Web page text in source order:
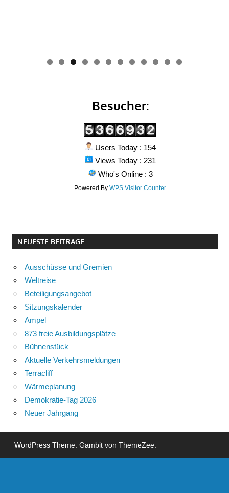
0 1 2
Besucher:
Users Today : 154
Views Today : 231
Who's Online : 3
Powered ByWPS Visitor Counter
NEUESTE BEITRÄGE
Ausschüsse und Gremien
Weltreise
Beteiligungsangebot
Sitzungskalender
Ampel
873 freie Ausbildungsplätze
Bühnenstück
Aktuelle Verkehrsmeldungen
Terracliff
Wärmeplanung
Demokratie-Tag 2026
Neuer Jahrgang
WordPress Theme: Gambit von ThemeZee.